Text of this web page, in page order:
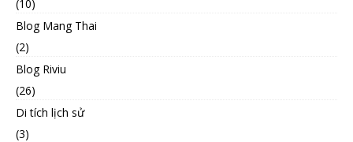
(10)
Blog Mang Thai
(2)
Blog Riviu
(26)
Di tích lịch sử
(3)